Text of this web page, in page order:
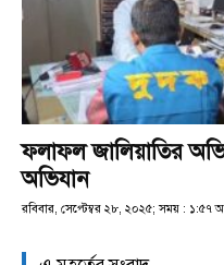
ফলাফল জালিয়াতির
অভিযান
রবিবার, সেপ্টেম্বর ২৮, ২০২৫; সময় : ১:৫৭